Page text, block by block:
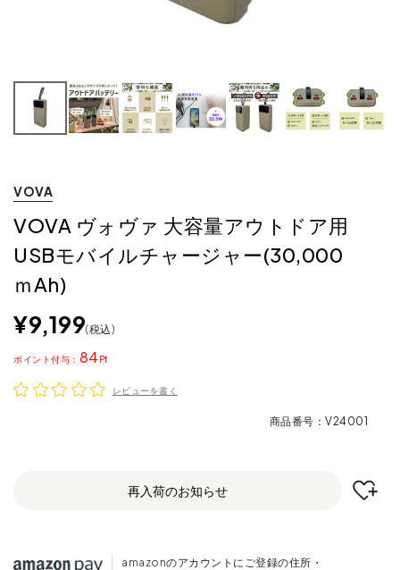
VOVA
VOVA ヴォヴァ 大容量アウトドア用
USBモバイルチャージャー(30,000
ｍAh)
¥9,199 税込
84
ポイント
レビューを書く
商品番号 V24001
再入荷のお知らせ
amazonのアカウントにご登録の住所・